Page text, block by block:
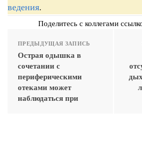
ведения.
Поделитесь с коллегами
ПРЕДЫДУЩАЯ ЗАПИСЬ
Острая одышка в
сочетании с
периферическими
отеками может
наблюдаться при